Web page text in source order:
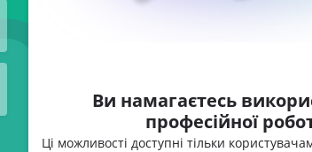
Ви намагаєтесь
професійної
Ці можливості доступні тільки